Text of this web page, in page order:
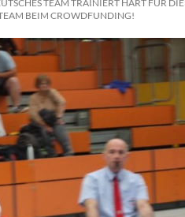
TEAM TRAINIERT HART FÜR DIE
BEIM CROWDFUNDING!